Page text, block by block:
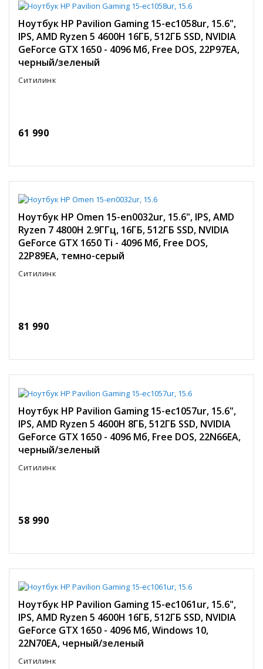
Ноутбук HP Pavilion Gaming 15-ec1058ur, 15.6",
IPS, AMD Ryzen 5 4600H 16ГБ, 512ГБ SSD, NVIDIA
GeForce GTX 1650 - 4096 Мб, Free DOS, 22P97EA,
черный/зеленый
Ситилинк
61 990
Ноутбук HP Omen 15-en0032ur, 15.6", IPS, AMD
Ryzen 7 4800H 2.9ГГц, 16ГБ, 512ГБ SSD, NVIDIA
GeForce GTX 1650 Ti - 4096 Мб, Free DOS,
22P89EA, темно-серый
Ситилинк
81 990
Ноутбук HP Pavilion Gaming 15-ec1057ur, 15.6",
IPS, AMD Ryzen 5 4600H 8ГБ, 512ГБ SSD, NVIDIA
GeForce GTX 1650 - 4096 Мб, Free DOS, 22N66EA,
черный/зеленый
Ситилинк
58 990
Ноутбук HP Pavilion Gaming 15-ec1061ur, 15.6",
IPS, AMD Ryzen 5 4600H 16ГБ, 512ГБ SSD, NVIDIA
GeForce GTX 1650 - 4096 Мб, Windows 10,
22N70EA, черный/зеленый
Ситилинк